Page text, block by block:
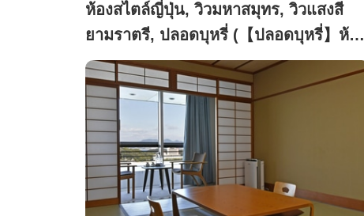
ห้องสไตล์ญี่ปุ่น, วิวมหาสมุทร, วิวแสงสี
ยามราตรี, ปลอดบุหรี่ (【ปลอดบุหรี่】ห้อง
แบบญี่ปุ่น 10 เสื่อทาทามิ (ชั้นบน))